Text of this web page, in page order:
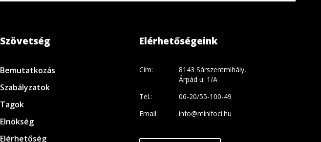
Szövetség
Bemutatkozás
Szabályzatok
Tagok
Elnökség
Elérhetőség
Elérhetőségeink
Cím:
8143 Sárszentmihály,
Árpád u. 1/A
Tel.:
06-20/55-100-49
Email:
info@minifoci.hu